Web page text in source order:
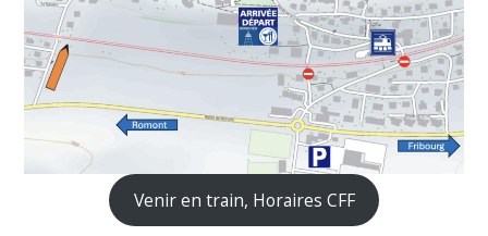
Venir en train, Horaires CFF